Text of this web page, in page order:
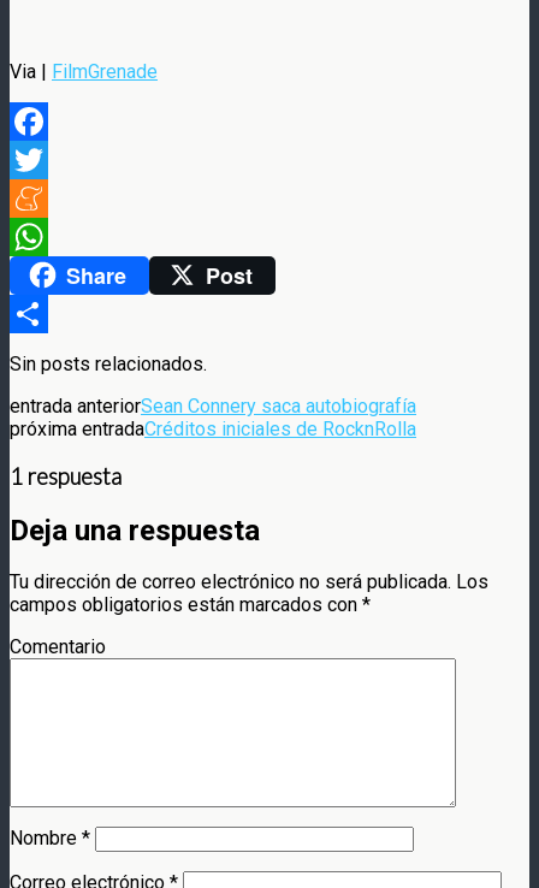
Via | FilmGrenade
Facebook
Twitter
Meneame
WhatsAppShare Post
Compartir
Sin posts relacionados.
entrada anteriorSean Connery saca autobiografía
próxima entradaCréditos iniciales de RocknRolla
1 respuesta
Deja una respuesta
Tu dirección de correo electrónico no será publicada. Los
campos obligatorios están marcados con *
Comentario
Nombre *
Correo electrónico *